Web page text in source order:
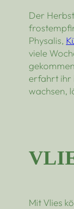
Der
Physalis,
viele
erfahrt ihr
wachsen,
Mit Vlies